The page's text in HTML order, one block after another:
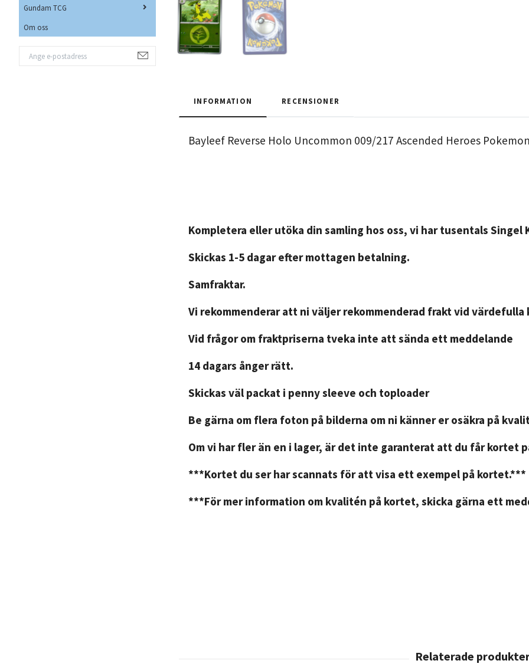
Gundam TCG
Om oss
INFORMATION RECENSIONER
Bayleef Reverse Holo Uncommon 009/217 Ascended Heroes Pokemon
Kompletera eller utöka din samling hos oss, vi har tusentals Singel
Skickas 1-5 dagar efter mottagen betalning.
Samfraktar.
Vi rekommenderar att ni väljer rekommenderad frakt vid värdefulla
Vid frågor om fraktpriserna tveka inte att sända ett meddelande
14 dagars ånger rätt.
Skickas väl packat i penny sleeve och toploader
Be gärna om flera foton på bilderna om ni känner er osäkra på
Om vi har fler än en i lager, är det inte garanterat att du får kortet
***Kortet du ser har scannats för att visa ett exempel på kortet.***
***För mer information om kvalitén på kortet, skicka gärna ett